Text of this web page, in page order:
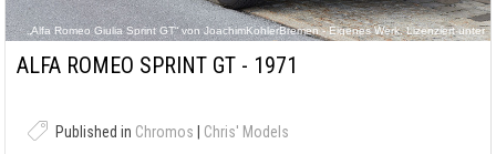
„Alfa Romeo Giulia Sprint GT“ von JoachimKohlerBremen - Eigenes Werk. Lizenziert unter
CC-BY-SA 4.0 über Wikimedia Commons -
ALFA ROMEO SPRINT GT - 1971
Published in Chromos Chris' Models